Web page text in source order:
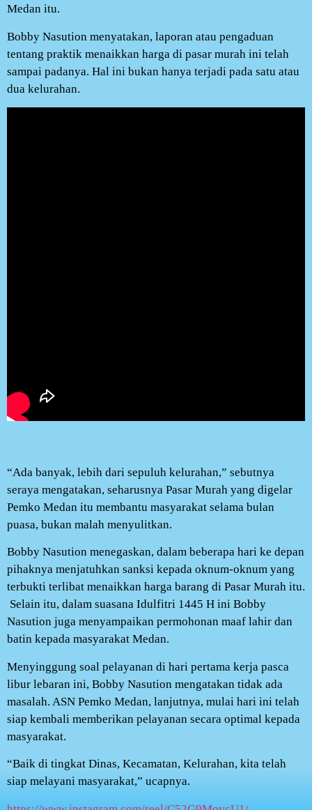
Medan itu.
Bobby Nasution menyatakan, laporan atau pengaduan
tentang praktik menaikkan harga di pasar murah ini telah
sampai padanya. Hal ini bukan hanya terjadi pada satu atau
dua kelurahan.
“Ada banyak, lebih dari sepuluh kelurahan,” sebutnya
seraya mengatakan, seharusnya Pasar Murah yang digelar
Pemko Medan itu membantu masyarakat selama bulan
puasa, bukan malah menyulitkan.
Bobby Nasution menegaskan, dalam beberapa hari ke depan
pihaknya menjatuhkan sanksi kepada oknum-oknum yang
terbukti terlibat menaikkan harga barang di Pasar Murah itu.
Selain itu, dalam suasana Idulfitri 1445 H ini Bobby
Nasution juga menyampaikan permohonan maaf lahir dan
batin kepada masyarakat Medan.
Menyinggung soal pelayanan di hari pertama kerja pasca
libur lebaran ini, Bobby Nasution mengatakan tidak ada
masalah. ASN Pemko Medan, lanjutnya, mulai hari ini telah
siap kembali memberikan pelayanan secara optimal kepada
masyarakat.
“Baik di tingkat Dinas, Kecamatan, Kelurahan, kita telah
siap melayani masyarakat,” ucapnya.